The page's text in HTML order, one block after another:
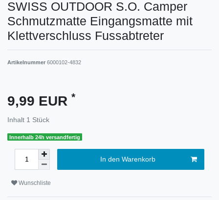
SWISS OUTDOOR S.O. Camper
Schmutzmatte Eingangsmatte mit
Klettverschluss Fussabtreter
Artikelnummer 6000102-4832
9,99 EUR *
Inhalt 1 Stück
Innerhalb 24h versandfertig
In den Warenkorb
Wunschliste